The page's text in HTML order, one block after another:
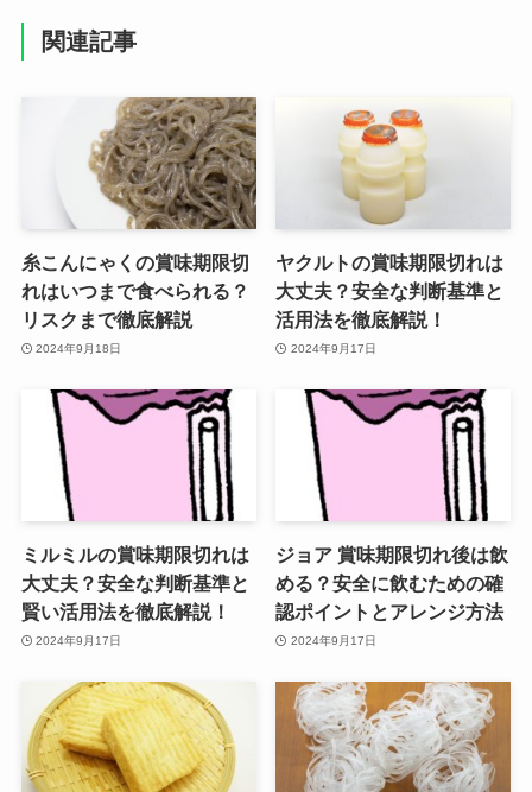
関連記事
糸こんにゃくの賞味期限切
れはいつまで食べられる？
リスクまで徹底解説
2024年9月18日
ヤクルトの賞味期限切れは
大丈夫？安全な判断基準と
活用法を徹底解説！
2024年9月17日
ミルミルの賞味期限切れは
大丈夫？安全な判断基準と
賢い活用法を徹底解説！
2024年9月17日
ジョア 賞味期限切れ後は飲
める？安全に飲むための確
認ポイントとアレンジ方法
2024年9月17日